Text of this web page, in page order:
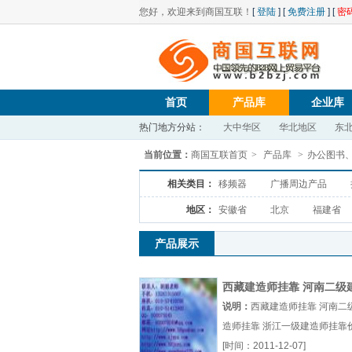
您好，欢迎来到商国互联！ [登陆 ] [免费注册 ] [密
首页 产品库 企业库
热门地方分站： 大中华区 华北地区 东
当前位置： 商国互联首页 > 产品库 > 办公图书
相关类目： 移频器 广播周边产品
地区： 安徽省 北京 福建省
产品展示
西藏建造师挂靠 河南二级
师挂靠 浙江一级建造师挂
格
说明： 西藏建造师挂靠 河南二
造师挂靠 浙江一级建造师挂靠
西藏建造师挂靠河南二级建造师
[时间：2011-12-07]